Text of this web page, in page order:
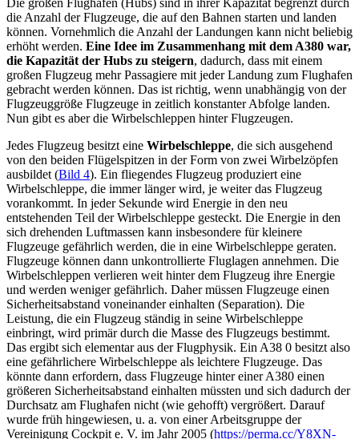
die Anzahl der Flugzeuge, die auf den Bahnen starten und landen
können. Vornehmlich die Anzahl der Landungen kann nicht beliebig
erhöht werden. Eine Idee im Zusammenhang mit dem A380 war,
die Kapazität der Hubs zu steigern, dadurch, dass mit einem
großen Flugzeug mehr Passagiere mit jeder Landung zum Flughafen
gebracht werden können. Das ist richtig, wenn unabhängig von der
Flugzeuggröße Flugzeuge in zeitlich konstanter Abfolge landen.
Nun gibt es aber die Wirbelschleppen hinter Flugzeugen.
Jedes Flugzeug besitzt eine Wirbelschleppe, die sich ausgehend
von den beiden Flügelspitzen in der Form von zwei Wirbelzöpfen
ausbildet (Bild 4). Ein fliegendes Flugzeug produziert eine
Wirbelschleppe, die immer länger wird, je weiter das Flugzeug
vorankommt. In jeder Sekunde wird Energie in den neu
entstehenden Teil der Wirbelschleppe gesteckt. Die Energie in den
sich drehenden Luftmassen kann insbesondere für kleinere
Flugzeuge gefährlich werden, die in eine Wirbelschleppe geraten.
Flugzeuge können dann unkontrollierte Fluglagen annehmen. Die
Wirbelschleppen verlieren weit hinter dem Flugzeug ihre Energie
und werden weniger gefährlich. Daher müssen Flugzeuge einen
Sicherheitsabstand voneinander einhalten (Separation). Die
Leistung, die ein Flugzeug ständig in seine Wirbelschleppe
einbringt, wird primär durch die Masse des Flugzeugs bestimmt.
Das ergibt sich elementar aus der Flugphysik. Ein A38 0 besitzt also
eine gefährlichere Wirbelschleppe als leichtere Flugzeuge. Das
könnte dann erfordern, dass Flugzeuge hinter einer A380 einen
größeren Sicherheitsabstand einhalten müssten und sich dadurch der
Durchsatz am Flughafen nicht (wie gehofft) vergrößert. Darauf
wurde früh hingewiesen, u. a. von einer Arbeitsgruppe der
Vereinigung Cockpit e. V. im Jahr 2005 (https://perma.cc/Y8XN-